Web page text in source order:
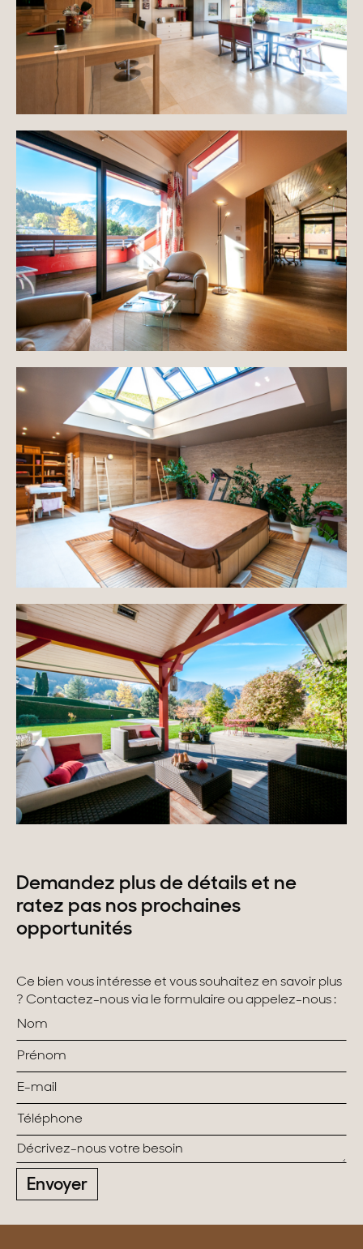
Demandez plus de détails et ne
ratez pas nos prochaines
opportunités
Ce bien vous intéresse et vous souhaitez en savoir plus
? Contactez-nous via le formulaire ou appelez-nous :
Envoyer